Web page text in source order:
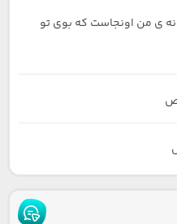
ی من اونجاست که بوی تو